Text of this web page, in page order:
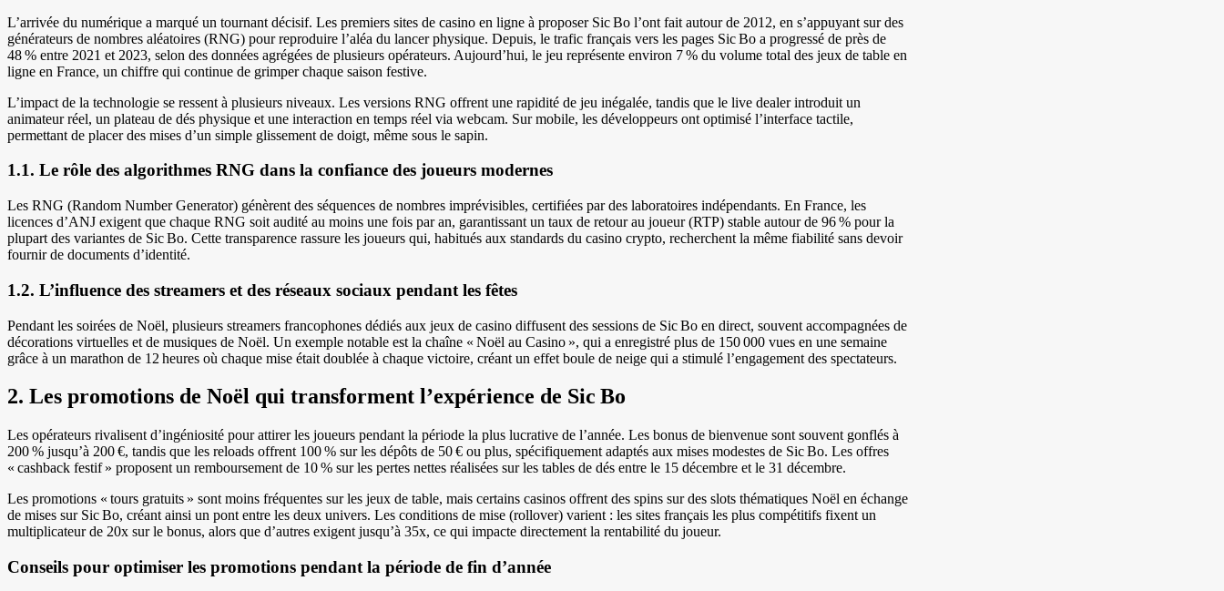
L’arrivée du numérique a marqué un tournant décisif. Les premiers sites de casino en ligne à proposer Sic Bo l’ont fait autour de 2012, en s’appuyant sur des
générateurs de nombres aléatoires (RNG) pour reproduire l’aléa du lancer physique. Depuis, le trafic français vers les pages Sic Bo a progressé de près de
48 % entre 2021 et 2023, selon des données agrégées de plusieurs opérateurs. Aujourd’hui, le jeu représente environ 7 % du volume total des jeux de table en
ligne en France, un chiffre qui continue de grimper chaque saison festive.
L’impact de la technologie se ressent à plusieurs niveaux. Les versions RNG offrent une rapidité de jeu inégalée, tandis que le live dealer introduit un
animateur réel, un plateau de dés physique et une interaction en temps réel via webcam. Sur mobile, les développeurs ont optimisé l’interface tactile,
permettant de placer des mises d’un simple glissement de doigt, même sous le sapin.
1.1. Le rôle des algorithmes RNG dans la confiance des joueurs modernes
Les RNG (Random Number Generator) génèrent des séquences de nombres imprévisibles, certifiées par des laboratoires indépendants. En France, les
licences d’ANJ exigent que chaque RNG soit audité au moins une fois par an, garantissant un taux de retour au joueur (RTP) stable autour de 96 % pour la
plupart des variantes de Sic Bo. Cette transparence rassure les joueurs qui, habitués aux standards du casino crypto, recherchent la même fiabilité sans devoir
fournir de documents d’identité.
1.2. L’influence des streamers et des réseaux sociaux pendant les fêtes
Pendant les soirées de Noël, plusieurs streamers francophones dédiés aux jeux de casino diffusent des sessions de Sic Bo en direct, souvent accompagnées de
décorations virtuelles et de musiques de Noël. Un exemple notable est la chaîne « Noël au Casino », qui a enregistré plus de 150 000 vues en une semaine
grâce à un marathon de 12 heures où chaque mise était doublée à chaque victoire, créant un effet boule de neige qui a stimulé l’engagement des spectateurs.
2. Les promotions de Noël qui transforment l’expérience de Sic Bo
Les opérateurs rivalisent d’ingéniosité pour attirer les joueurs pendant la période la plus lucrative de l’année. Les bonus de bienvenue sont souvent gonflés à
200 % jusqu’à 200 €, tandis que les reloads offrent 100 % sur les dépôts de 50 € ou plus, spécifiquement adaptés aux mises modestes de Sic Bo. Les offres
« cashback festif » proposent un remboursement de 10 % sur les pertes nettes réalisées sur les tables de dés entre le 15 décembre et le 31 décembre.
Les promotions « tours gratuits » sont moins fréquentes sur les jeux de table, mais certains casinos offrent des spins sur des slots thématiques Noël en échange
de mises sur Sic Bo, créant ainsi un pont entre les deux univers. Les conditions de mise (rollover) varient : les sites français les plus compétitifs fixent un
multiplicateur de 20x sur le bonus, alors que d’autres exigent jusqu’à 35x, ce qui impacte directement la rentabilité du joueur.
Conseils pour optimiser les promotions pendant la période de fin d’année